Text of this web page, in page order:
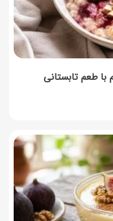
با طعم تابستانی